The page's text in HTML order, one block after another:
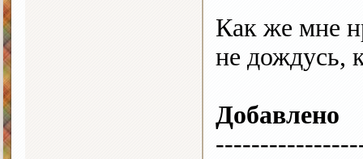
Как же мне
не дождусь,
Добавлено